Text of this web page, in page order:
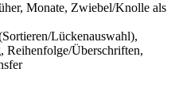
Monate, Zwiebel/Knolle als
Lückenauswahl),
Reihenfolge/Überschriften,